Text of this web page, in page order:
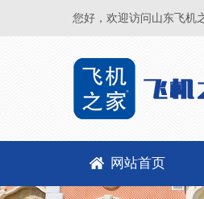
您好，欢迎访问山东飞机
网站首页